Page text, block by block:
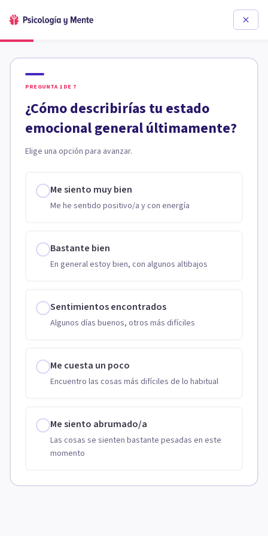
PREGUNTA 1 DE 7
¿Cómo describirías tu estado
emocional general últimamente?
Elige una opción para avanzar.
Me siento muy bien
Me he sentido positivo/a y con energía
Bastante bien
En general estoy bien, con algunos altibajos
Sentimientos encontrados
Algunos días buenos, otros más difíciles
Me cuesta un poco
Encuentro las cosas más difíciles de lo habitual
Me siento abrumado/a
Las cosas se sienten bastante pesadas en este
momento